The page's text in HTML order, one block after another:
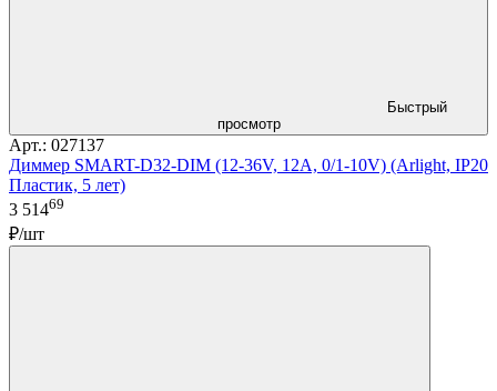
Быстрый
просмотр
Арт.: 027137
Диммер SMART-D32-DIM (12-36V, 12A, 0/1-10V) (Arlight, IP20
Пластик, 5 лет)
3 51469
₽/шт